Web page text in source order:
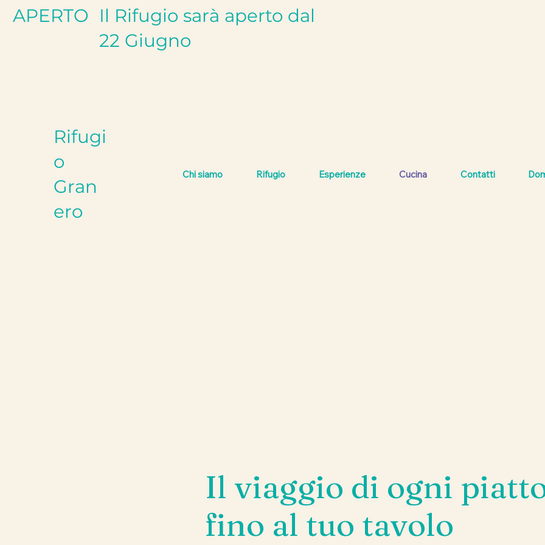
APERTO Il Rifugio sarà aperto dal
22 Giugno
Rifugi
o
Gran
ero
Chi siamo Rifugio Esperienze Cucina Contatti
Il viaggio di ogni
fino al tuo tavolo